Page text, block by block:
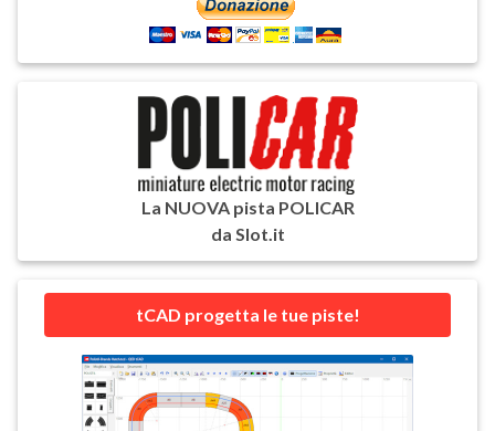
La NUOVA pista POLICAR
da Slot.it
tCAD progetta le tue piste!